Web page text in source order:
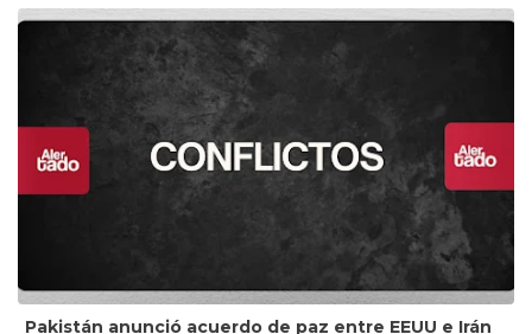
Pakistán anunció acuerdo de paz entre EEUU e Irán